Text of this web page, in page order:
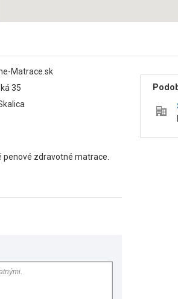
Matrace.sk
35
penové zdravotné matrace.